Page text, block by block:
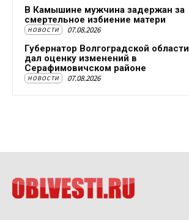
В Камышине мужчина задержан за
смертельное избиение матери
НОВОСТИ 07.08.2026
Губернатор Волгоградской области
дал оценку изменений в
Серафимовичском районе
НОВОСТИ 07.08.2026